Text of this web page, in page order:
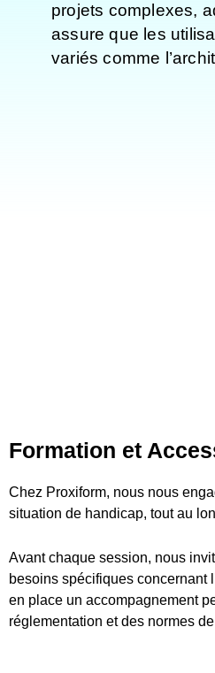
projets complexes,
assure que les
variés comme
Formation et
Chez Proxiform, nous nous
situation de handicap, tout au
Avant chaque session, nous
besoins spécifiques concernant
en place un accompagnement
réglementation et des normes